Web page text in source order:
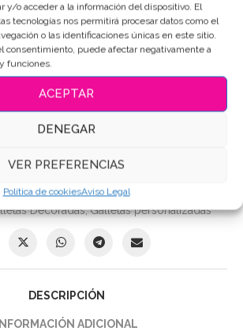
y/o acceder a la información del dispositivo. El
tecnologías nos permitirá procesar datos como el
o las identificaciones únicas en este sitio.
consentimiento, puede afectar negativamente a
funciones.
ACEPTAR
DENEGAR
VER PREFERENCIAS
Política de cookiesAviso Legal
los ingredientesaquí.
AÑADIR AL CARRITO
,#SofisticaciónCanina, #Yorkshire
Decoradas,Galletas personalizadas
DESCRIPCIÓN
INFORMACIÓN ADICIONAL